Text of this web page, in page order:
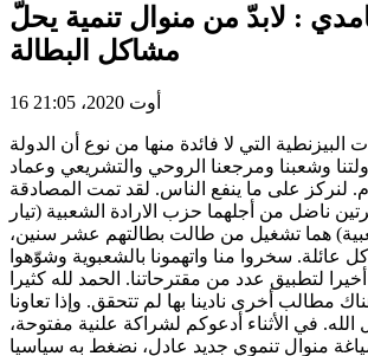
: لابدّ من منوال تنمية يحلّ
مشاكل البطالة
16 أوت 2020، 21:05
البيزنطية التي لا فائدة منها من نوع أن الدولة
وشعبنا ومرجعنا الروحي والتشريعي وعماد
لنركز على ما ينفع الناس. لقد تمت المصادقة
ناضل من أجلهما حزب الارادة الشعبية (تيار
هما تشغيل من طالت بطالتهم عشر سنين،
سخروا منا واتهمونا بالشعبوية وشوّهوا
مطالب أخرى نادينا بها لم تتحقق. وإذا تعاونا
في الأثناء أدعوكم لشراكة علنية مفتوحة،
منوال تنموي جديد عادل، نضغط به سياسيا